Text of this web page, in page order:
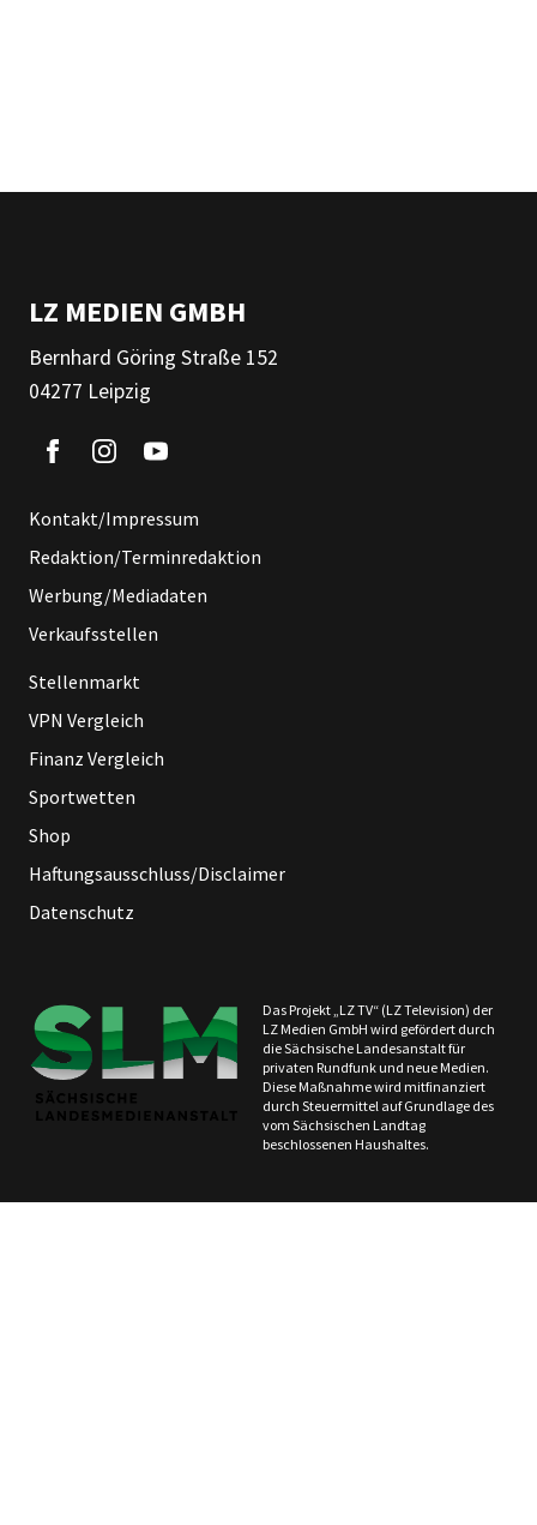
LZ MEDIEN GMBH
Bernhard Göring Straße 152
04277 Leipzig
Kontakt/Impressum
Redaktion/Terminredaktion
Werbung/Mediadaten
Verkaufsstellen
Stellenmarkt
VPN Vergleich
Finanz Vergleich
Sportwetten
Shop
Haftungsausschluss/Disclaimer
Datenschutz
Das Projekt „LZ TV“ (LZ Television) der
LZ Medien GmbH wird gefördert durch
die Sächsische Landesanstalt für
privaten Rundfunk und neue Medien.
Diese Maßnahme wird mitfinanziert
durch Steuermittel auf Grundlage des
vom Sächsischen Landtag
beschlossenen Haushaltes.